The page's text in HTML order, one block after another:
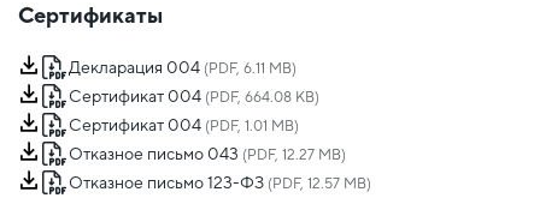
Сертификаты
Декларация 004 (PDF, 6.11 MB)
Сертификат 004 (PDF, 664.08 KB)
Сертификат 004 (PDF, 1.01 MB)
Отказное письмо 043 (PDF, 12.27 MB)
Отказное письмо 123-ФЗ (PDF, 12.57 MB)